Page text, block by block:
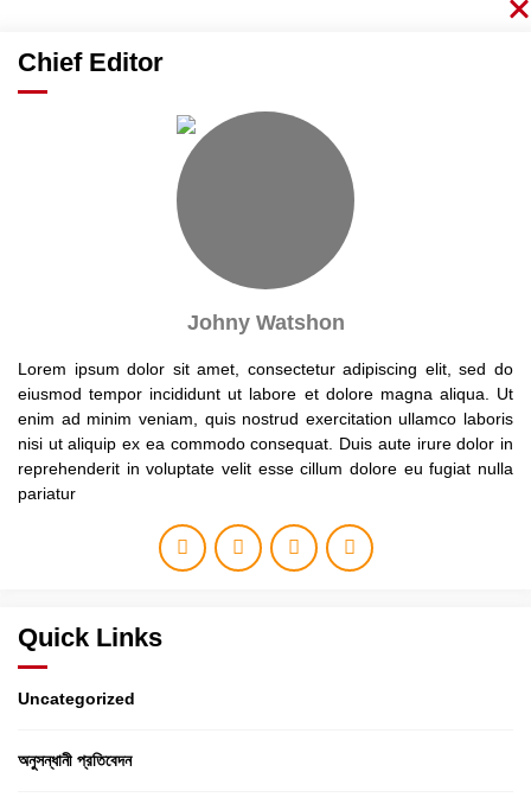
Chief Editor
Johny Watshon
Lorem ipsum dolor sit amet, consectetur adipiscing elit, sed do
eiusmod tempor incididunt ut labore et dolore magna aliqua. Ut
enim ad minim veniam, quis nostrud exercitation ullamco laboris
nisi ut aliquip ex ea commodo consequat. Duis aute irure dolor in
reprehenderit in voluptate velit esse cillum dolore eu fugiat nulla
pariatur
Quick Links
Uncategorized
অনুসন্ধানী প্রতিবেদন